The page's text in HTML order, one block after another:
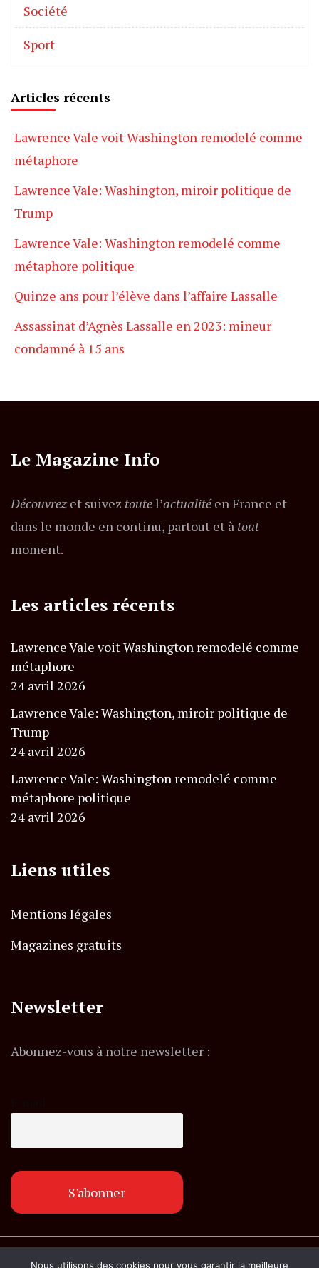
Société
Sport
Articles récents
Lawrence Vale voit Washington remodelé comme
métaphore
Lawrence Vale: Washington, miroir politique de
Trump
Lawrence Vale: Washington remodelé comme
métaphore politique
Quinze ans pour l’élève dans l’affaire Lassalle
Assassinat d’Agnès Lassalle en 2023: mineur
condamné à 15 ans
Le Magazine Info
Découvrez et suivez toutel’actualitéen France et
dans le monde en continu, partout et à tout
moment.
Les articles récents
Lawrence Vale voit Washington remodelé comme
métaphore
24 avril 2026
Lawrence Vale: Washington, miroir politique de
Trump
24 avril 2026
Lawrence Vale: Washington remodelé comme
métaphore politique
24 avril 2026
Liens utiles
Mentions légales
Magazines gratuits
Newsletter
Abonnez-vous à notre newsletter :
© Copyright lemagazineinfo.fr. Tous droits
Nous utilisons des cookies pour vous garantir la meilleure